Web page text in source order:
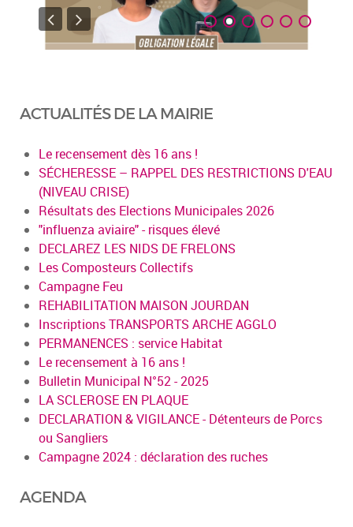
ACTUALITÉS DE LA MAIRIE
Le recensement dès 16 ans !
SÉCHERESSE – RAPPEL DES RESTRICTIONS D'EAU
(NIVEAU CRISE)
Résultats des Elections Municipales 2026
"influenza aviaire" - risques élevé
DECLAREZ LES NIDS DE FRELONS
Les Composteurs Collectifs
Campagne Feu
REHABILITATION MAISON JOURDAN
Inscriptions TRANSPORTS ARCHE AGGLO
PERMANENCES : service Habitat
Le recensement à 16 ans !
Bulletin Municipal N°52 - 2025
LA SCLEROSE EN PLAQUE
DECLARATION & VIGILANCE - Détenteurs de Porcs
ou Sangliers
Campagne 2024 : déclaration des ruches
AGENDA